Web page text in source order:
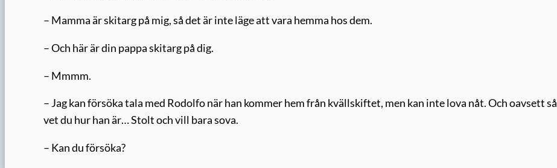
– Mamma är skitarg på mig, så det är inte läge att vara hemma hos dem.
– Och här är din pappa skitarg på dig.
– Mmmm.
– Jag kan försöka tala med Rodolfo när han kommer hem från kvällskiftet, men kan inte lova nåt. Och oavsett så
vet du hur han är… Stolt och vill bara sova.
– Kan du försöka?